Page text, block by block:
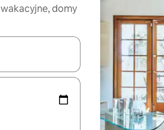
domy
poruszać się po nich za pomocą